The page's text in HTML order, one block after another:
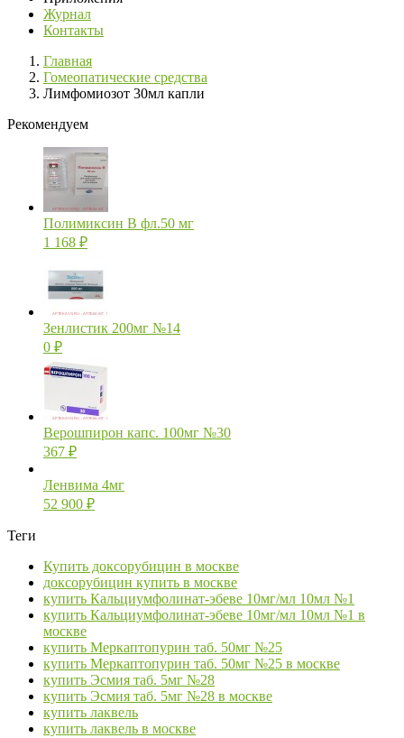
Журнал
Контакты
Главная
Гомеопатические средства
Лимфомиозот 30мл капли
Рекомендуем
Полимиксин В фл.50 мг
1 168 ₽
Зенлистик 200мг №14
0 ₽
Верошпирон капс. 100мг №30
367 ₽
Ленвима 4мг
52 900 ₽
Теги
Купить доксорубицин в москве
доксорубицин купить в москве
купить Кальциумфолинат-эбеве 10мг/мл 10мл №1
купить Кальциумфолинат-эбеве 10мг/мл 10мл №1 в
москве
купить Меркаптопурин таб. 50мг №25
купить Меркаптопурин таб. 50мг №25 в москве
купить Эсмия таб. 5мг №28
купить Эсмия таб. 5мг №28 в москве
купить лаквель
купить лаквель в москве